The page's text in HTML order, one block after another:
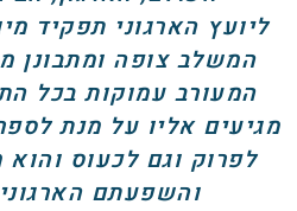
ליועץ הארגוני תפקיד
המשלב צופה ומתבונן
המעורב עמוקות בכל
מגיעים אליו על מנת
לפרוק וגם לכעוס והוא
והשפעתם